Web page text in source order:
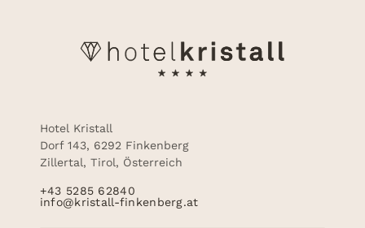
Hotel Kristall
Dorf 143, 6292 Finkenberg
Zillertal, Tirol, Österreich
+43 5285 62840
info@kristall-finkenberg.at